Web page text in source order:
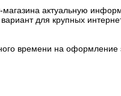
актуальную
для крупных
времени на оформление